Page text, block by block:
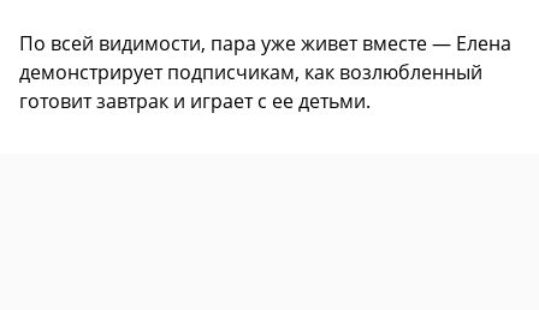
По всей видимости, пара уже живет вместе — Елена
демонстрирует подписчикам, как возлюбленный
готовит завтрак и играет с ее детьми.